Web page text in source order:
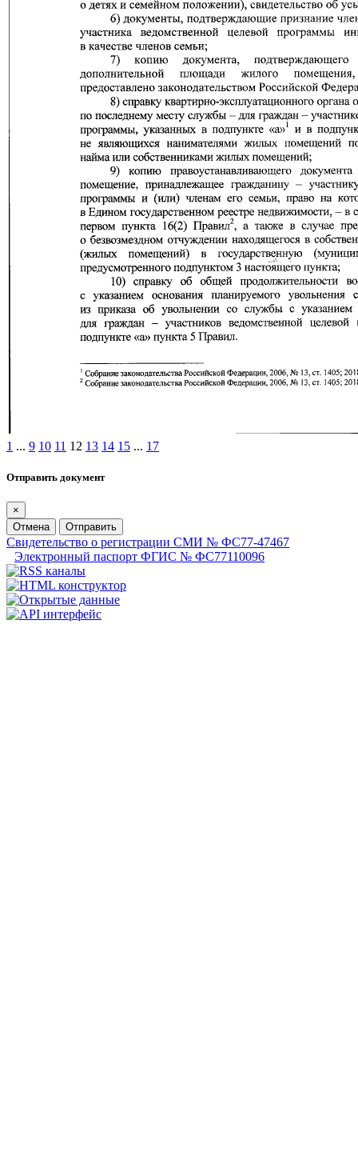
1 ... 9 10 11 12 13 14 15 ... 17
Отправить документ
×
Отмена
Отправить
Свидетельство о регистрации СМИ № ФС77-47467
Электронный паспорт ФГИС № ФС77110096